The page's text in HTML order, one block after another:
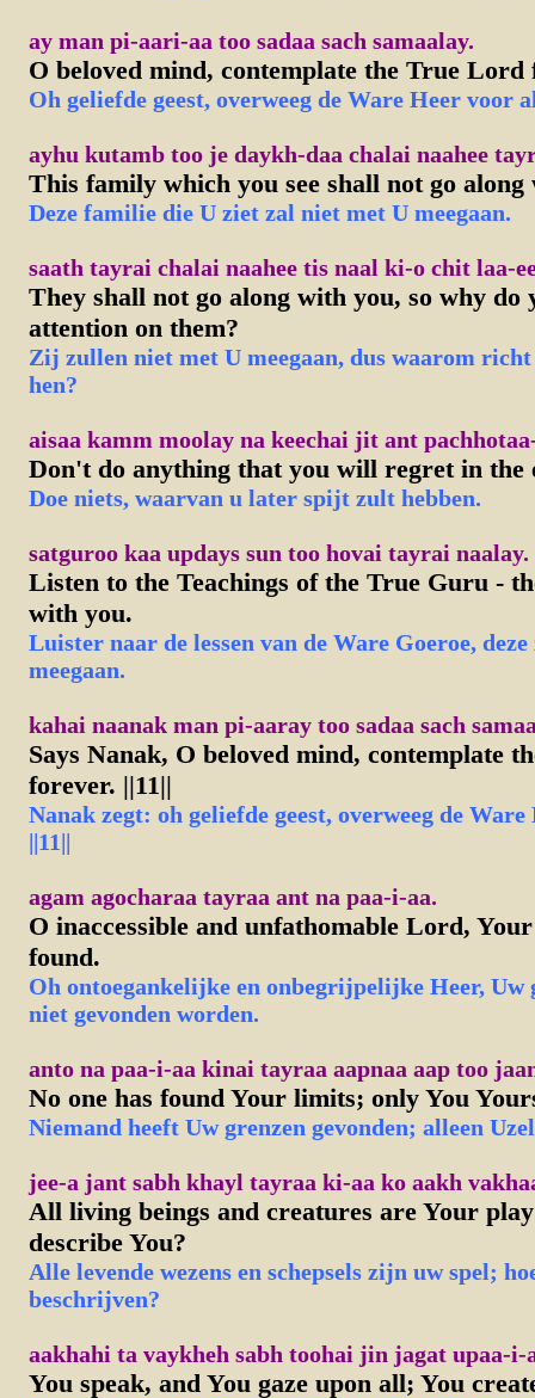
ay man pi-aari-aa too sadaa sach samaalay.
O beloved mind, contemplate the True Lord
Oh geliefde geest, overweeg de Ware Heer voor
ayhu kutamb too je daykh-daa chalai naahee
This family which you see shall not go along
Deze familie die U ziet zal niet met U meegaan.
saath tayrai chalai naahee tis naal ki-o chit laa-
They shall not go along with you, so why do
attention on them?
Zij zullen niet met U meegaan, dus waarom
hen?
aisaa kamm moolay na keechai jit ant
Don't do anything that you will regret in the
Doe niets, waarvan u later spijt zult hebben.
satguroo kaa updays sun too hovai tayrai naalay.
Listen to the Teachings of the True Guru -
with you.
Luister naar de lessen van de Ware Goeroe,
meegaan.
kahai naanak man pi-aaray too sadaa sach
Says Nanak, O beloved mind, contemplate
forever. ||11||
Nanak zegt: oh geliefde geest, overweeg de
||11||
agam agocharaa tayraa ant na paa-i-aa.
O inaccessible and unfathomable Lord,
found.
Oh ontoegankelijke en onbegrijpelijke Heer, Uw
niet gevonden worden.
anto na paa-i-aa kinai tayraa aapnaa aap too
No one has found Your limits; only You
Niemand heeft Uw grenzen gevonden; alleen
jee-a jant sabh khayl tayraa ki-aa ko aakh
All living beings and creatures are Your
describe You?
Alle levende wezens en schepsels zijn uw spel;
beschrijven?
aakhahi ta vaykheh sabh toohai jin jagat upaa-i-
You speak, and You gaze upon all; You